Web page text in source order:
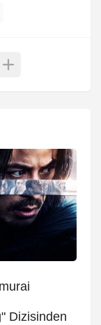
Dizisinden